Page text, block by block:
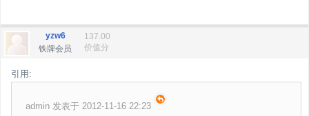
yzw6
铁牌会员
137.00
价值分
引用:
admin 发表于 2012-11-16 22:23